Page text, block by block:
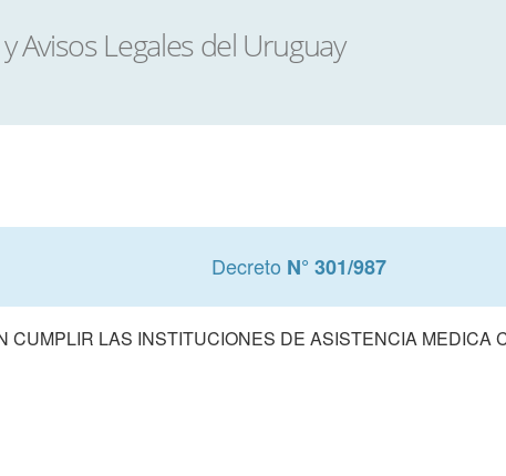
Decreto N° 301/987
CUMPLIR LAS INSTITUCIONES DE ASISTENCIA MEDICA